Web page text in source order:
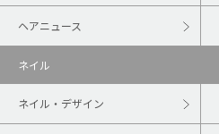
ヘアニュース
ネイル
ネイル・デザイン